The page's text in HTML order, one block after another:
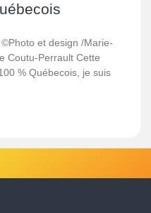
et design /Marie-
Coutu-Perrault Cette
% Québecois, je suis